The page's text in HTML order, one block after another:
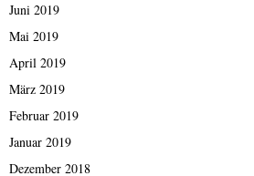
Juni 2019
Mai 2019
April 2019
März 2019
Februar 2019
Januar 2019
Dezember 2018